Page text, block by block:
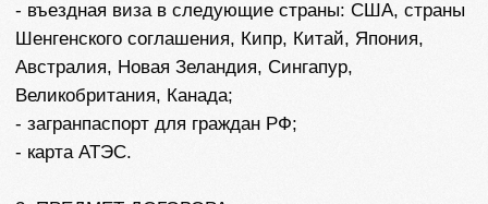
консультирование Заказчика по вопросам
оформления документов и заполнения
предоставление Заказчику по его запросу
актуальной информации о текущих сроках и
визы, в том числе о сроках записи на
собеседование;